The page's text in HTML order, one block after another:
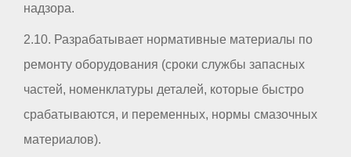
надзора.
2.10. Разрабатывает нормативные материалы по
ремонту оборудования (сроки службы запасных
частей, номенклатуры деталей, которые быстро
срабатываются, и переменных, нормы смазочных
материалов).